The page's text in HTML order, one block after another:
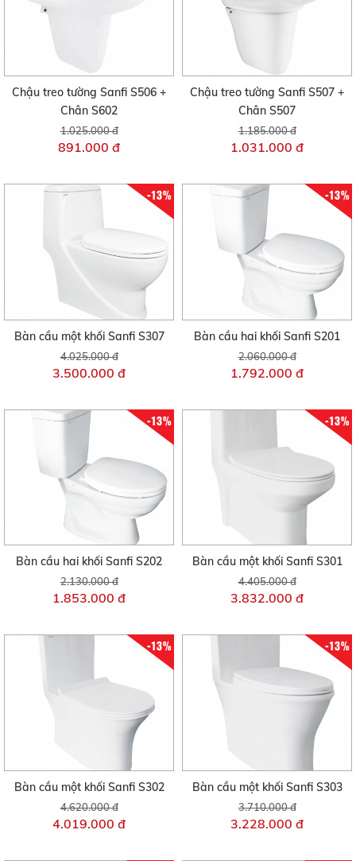
Chậu treo tường Sanfi S506 +
Chân S602
1.025.000 đ
891.000 đ
Chậu treo tường Sanfi S507 +
Chân S507
1.185.000 đ
1.031.000 đ
-13%
Bàn cầu một khối Sanfi S307
4.025.000 đ
3.500.000 đ
-13%
Bàn cầu hai khối Sanfi S201
2.060.000 đ
1.792.000 đ
-13%
Bàn cầu hai khối Sanfi S202
2.130.000 đ
1.853.000 đ
-13%
Bàn cầu một khối Sanfi S301
4.405.000 đ
3.832.000 đ
-13%
Bàn cầu một khối Sanfi S302
4.620.000 đ
4.019.000 đ
-13%
Bàn cầu một khối Sanfi S303
3.710.000 đ
3.228.000 đ